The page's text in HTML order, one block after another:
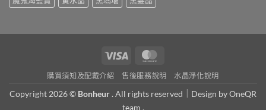
Visa
購買須知及配戴介紹 售後服務說明 水晶淨化說明
Copyright 2026 © Bonheur. All rights reserved｜Design byOneQR
team .